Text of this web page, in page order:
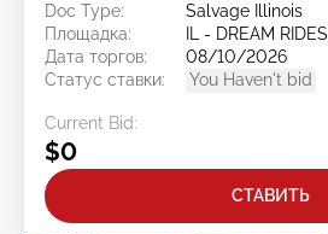
Doc Type:
Salvage Illinois
Площадка:
IL - DREAM RIDES
Дата торгов:
08/10/2026
Статус ставки:
You Haven't bid
Current Bid:
$0
СТАВИТЬ